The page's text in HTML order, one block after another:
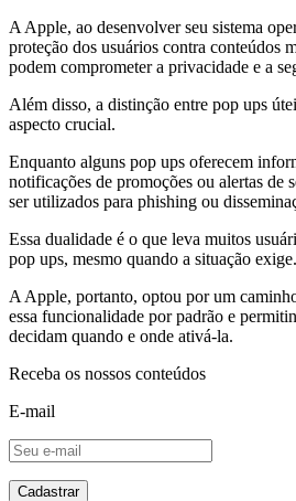
A Apple, ao desenvolver seu sistema
proteção dos usuários contra conteúdos
podem comprometer a privacidade e a
Além disso, a distinção entre pop ups
aspecto crucial.
Enquanto alguns pop ups oferecem
notificações de promoções ou alertas de
ser utilizados para phishing ou
Essa dualidade é o que leva muitos
pop ups, mesmo quando a situação exige.
A Apple, portanto, optou por um
essa funcionalidade por padrão e
decidam quando e onde ativá-la.
Receba os nossos conteúdos
E-mail
Cadastrar